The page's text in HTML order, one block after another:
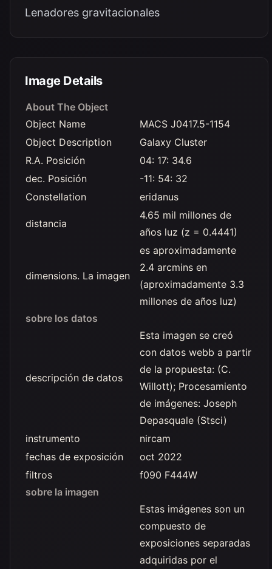
Lenadores gravitacionales
Image Details
About The Object
Object Name
MACS J0417.5-1154
Object Description
Galaxy Cluster
R.A. Posición
04: 17: 34.6
dec. Posición
-11: 54: 32
Constellation
eridanus
distancia
4.65 mil millones de
años luz (z = 0.4441)
dimensions. La imagen
es aproximadamente
2.4 arcmins en
(aproximadamente 3.3
millones de años luz)
sobre los datos
descripción de datos
Esta imagen se creó
con datos webb a partir
de la propuesta: (C.
Willott); Procesamiento
de imágenes: Joseph
Depasquale (Stsci)
instrumento
nircam
fechas de exposición
oct 2022
filtros
f090 F444W
sobre la imagen
Estas imágenes son un
compuesto de
exposiciones separadas
adquiridas por el